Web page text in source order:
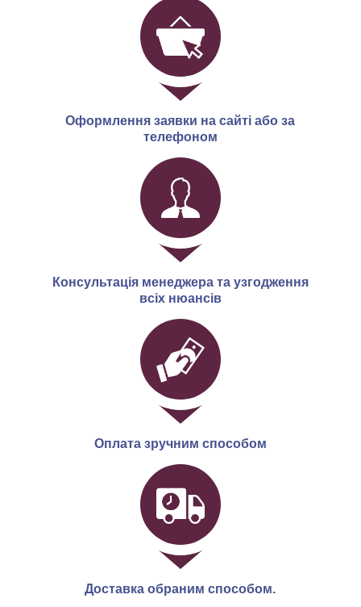
Оформлення заявки на сайті або за
телефоном
Консультація менеджера та узгодження
всіх нюансів
Оплата зручним способом
Доставка обраним способом.